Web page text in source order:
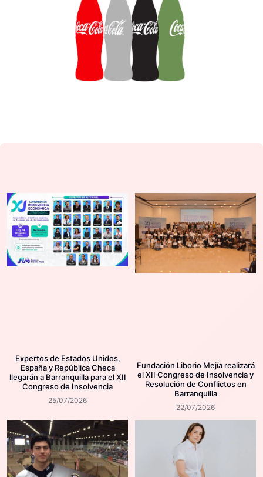
Expertos de Estados Unidos,
España y República Checa
llegarán a Barranquilla para el XII
Congreso de Insolvencia
25/07/2026
Fundación Liborio Mejía realizará
el XII Congreso de Insolvencia y
Resolución de Conflictos en
Barranquilla
22/07/2026